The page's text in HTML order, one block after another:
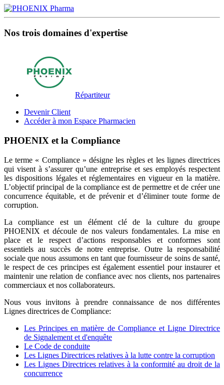
Nos trois domaines d'expertise
Répartiteur
Devenir Client
Accéder à mon Espace Pharmacien
PHOENIX et la Compliance
Le terme « Compliance » désigne les règles et les lignes directrices
qui visent à s’assurer qu’une entreprise et ses employés respectent
les dispositions légales et réglementaires en vigueur en la matière.
L’objectif principal de la compliance est de permettre et de créer une
concurrence équitable, et de prévenir et d’éliminer toute forme de
corruption.
La compliance est un élément clé de la culture du groupe
PHOENIX et découle de nos valeurs fondamentales. La mise en
place et le respect d’actions responsables et conformes sont
essentiels au succès de notre entreprise. Outre la responsabilité
sociale que nous assumons en tant que fournisseur de soins de santé,
le respect de ces principes est également essentiel pour instaurer et
maintenir une relation de confiance avec nos clients, nos partenaires
commerciaux et nos collaborateurs.
Nous vous invitons à prendre connaissance de nos différentes
Lignes directrices de Compliance:
Les Principes en matière de Compliance et Ligne Directrice
de Signalement et d'enquête
Le Code de conduite
Les Lignes Directrices relatives à la lutte contre la corruption
Les Lignes Directrices relatives à la conformité au droit de la
concurrence